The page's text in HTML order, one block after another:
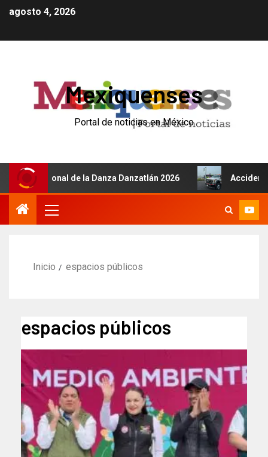
agosto 4, 2026
Mexiquenses
Portal de noticias en México
de la Danza Danzatlán 2026 Accidente de
Inicio espacios públicos
espacios públicos